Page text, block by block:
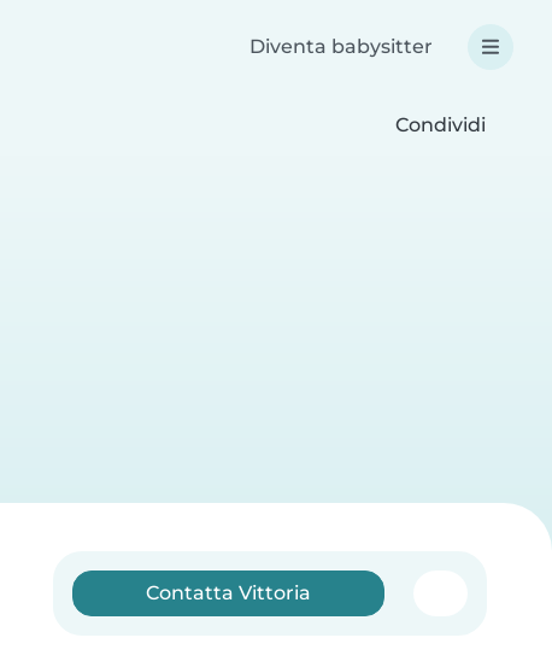
Diventa babysitter
Condividi
Contatta Vittoria